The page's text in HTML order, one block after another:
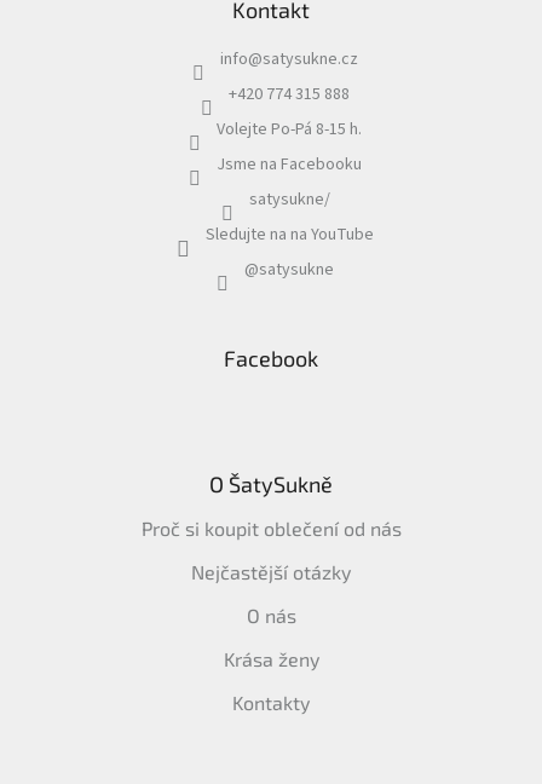
Kontakt
info@satysukne.cz
+420 774 315 888
Volejte Po-Pá 8-15 h.
Jsme na Facebooku
satysukne/
Sledujte na na YouTube
@satysukne
Facebook
O ŠatySukně
Proč si koupit oblečení od nás
Nejčastější otázky
O nás
Krása ženy
Kontakty